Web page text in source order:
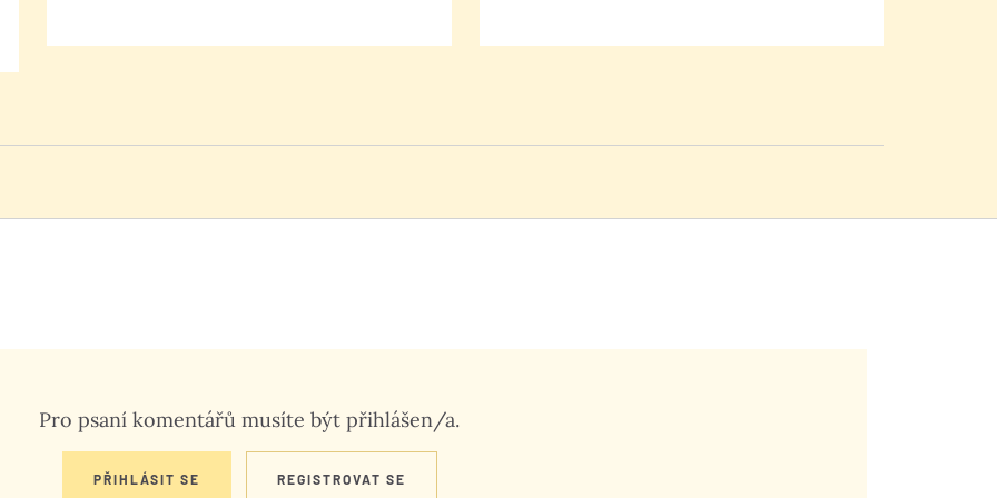
Pro psaní komentářů musíte být přihlášen/a.
PŘIHLÁSIT SE REGISTROVAT SE